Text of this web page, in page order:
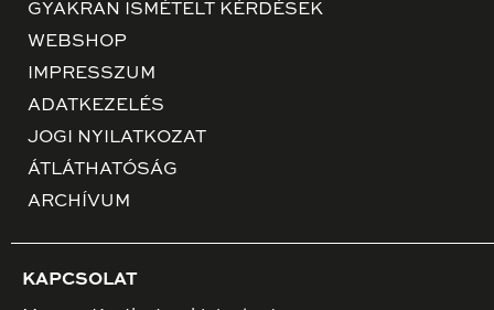
GYAKRAN ISMÉTELT KÉRDÉSEK
WEBSHOP
IMPRESSZUM
ADATKEZELÉS
JOGI NYILATKOZAT
ÁTLÁTHATÓSÁG
ARCHÍVUM
KAPCSOLAT